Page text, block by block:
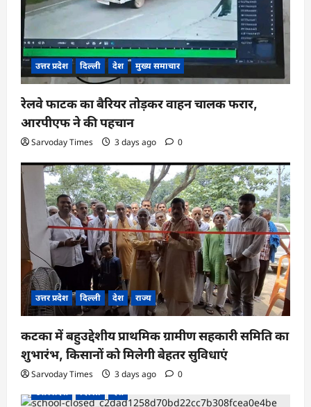
उत्तर प्रदेश दिल्ली देश मुख्य समाचार
रेलवे फाटक का बैरियर तोड़कर वाहन चालक फरार,
आरपीएफ ने की पहचान
Sarvoday Times 3 days ago 0
उत्तर प्रदेश दिल्ली देश राज्य
कटका में बहुउद्देशीय प्राथमिक ग्रामीण सहकारी समिति का
शुभारंभ, किसानों को मिलेगी बेहतर सुविधाएं
Sarvoday Times 3 days ago
0
उत्तर प्रदेश
दिल्ली देश